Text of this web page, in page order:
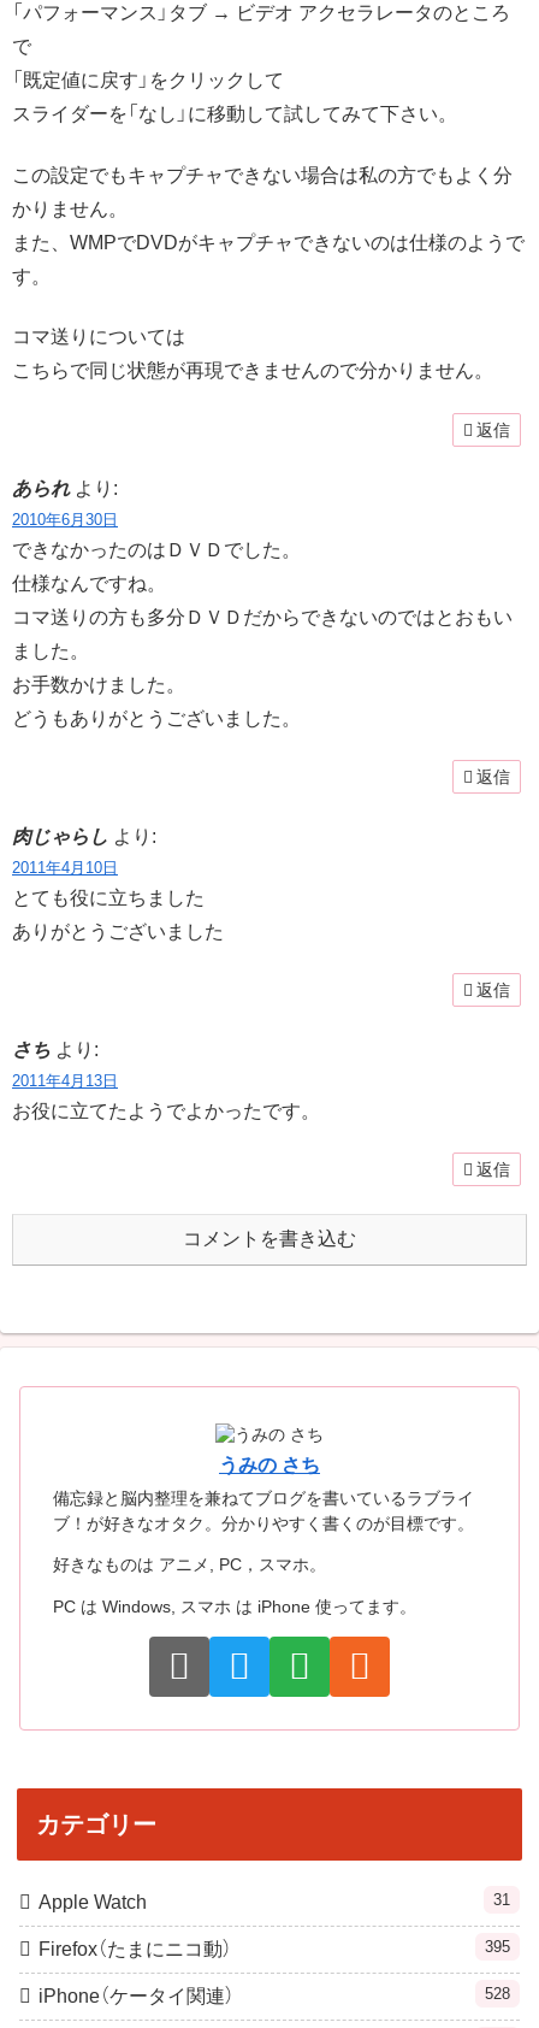
「パフォーマンス」タブ → ビデオ アクセラレータのところ
で
「既定値に戻す」をクリックして
スライダーを「なし」に移動して試してみて下さい。
この設定でもキャプチャできない場合は私の方でもよく分
かりません。
また、WMPでDVDがキャプチャできないのは仕様のようで
す。
コマ送りについては
こちらで同じ状態が再現できませんので分かりません。
返信
あられ より:
2010年6月30日
できなかったのはＤＶＤでした。
仕様なんですね。
コマ送りの方も多分ＤＶＤだからできないのではとおもい
ました。
お手数かけました。
どうもありがとうございました。
返信
肉じゃらし より:
2011年4月10日
とても役に立ちました
ありがとうございました
返信
さち より:
2011年4月13日
お役に立てたようでよかったです。
返信
コメントを書き込む
うみの さち
備忘録と脳内整理を兼ねてブログを書いているラブライ
ブ！が好きなオタク。分かりやすく書くのが目標です。
好きなものは アニメ, PC，スマホ。
PC は Windows, スマホ は iPhone 使ってます。
カテゴリー
Apple Watch 31
Firefox（たまにニコ動） 395
iPhone（ケータイ関連） 528